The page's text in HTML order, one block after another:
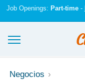
Job Openings: Part-time-
Ensayos y trabajos
Negocios